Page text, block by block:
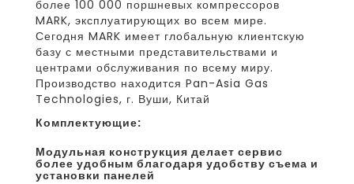
более 100 000 поршневых компрессоров
MARK, эксплуатирующих во всем мире.
Сегодня MARK имеет глобальную клиентскую
базу с местными представительствами и
центрами обслуживания по всему миру.
Производство находится Pan-Asia Gas
Technologies, г. Вуши, Китай
Комплектующие:
модульная конструкция делает сервис
более удобным благодаря удобству съема и
установки панелей